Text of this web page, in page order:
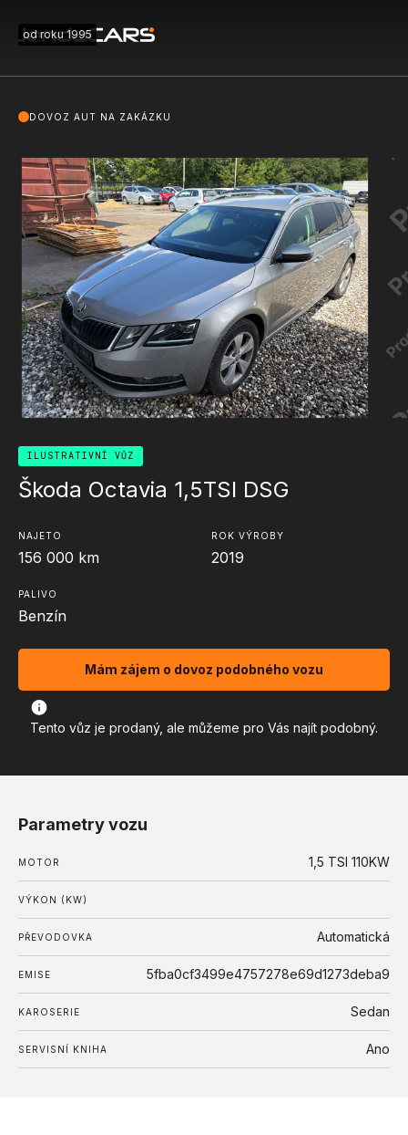
od roku 1995
Škoda Octavia 1,5TSI DSG
ILUSTRATIVNÍ VŮZ
NAJETO
156 000 km
ROK VÝROBY
2019
PALIVO
Benzín
Mám zájem o dovoz podobného vozu
Tento vůz je prodaný, ale můžeme pro Vás najít podobný.
DOVOZ AUT NA ZAKÁZKU
Parametry vozu
MOTOR 1,5 TSI 110KW
VÝKON (KW)
PŘEVODOVKA Automatická
EMISE 5fba0cf3499e4757278e69d1273deba9
KAROSERIE Sedan
SERVISNÍ KNIHA Ano